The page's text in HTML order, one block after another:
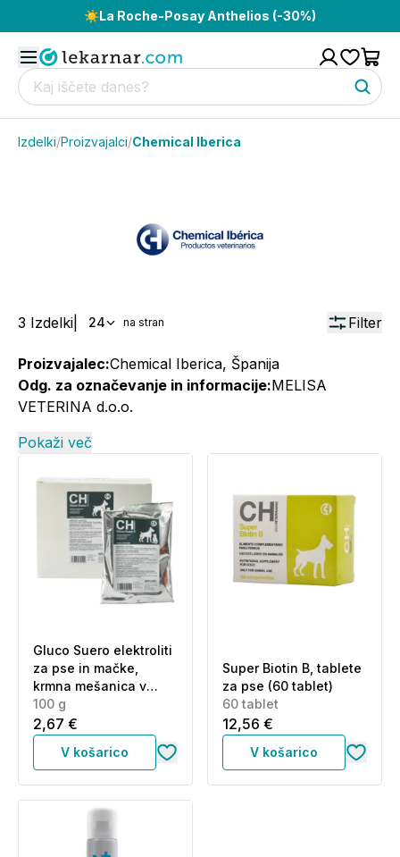
☀️La Roche-Posay Anthelios (-30%)
Izdelki/Proizvajalci/Chemical Iberica
3 Izdelki 24 na stran Filter
Proizvajalec:Chemical Iberica, Španija
Odg. za označevanje in informacije:MELISA
VETERINA d.o.o.
Pokaži več
Gluco Suero elektroliti
za pse in mačke,
krmna mešanica v
obliki praška (100 g)
100 g
2,67 €
V košarico
Super Biotin B, tablete
za pse (60 tablet)
60 tablet
12,56 €
V košarico